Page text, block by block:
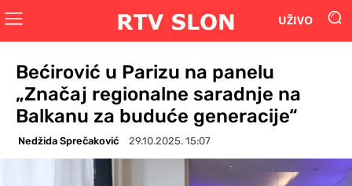
UŽIVO
Bećirović u Parizu na panelu
„Značaj regionalne saradnje na
Balkanu za buduće generacije“
Nedžida Sprečaković 29.10.2025. 15:07